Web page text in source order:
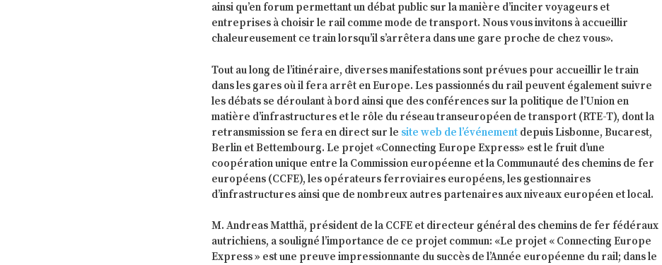
ainsi qu’en forum permettant un débat public sur la manière d’inciter voyageurs et
entreprises à choisir le rail comme mode de transport. Nous vous invitons à accueillir
chaleureusement ce train lorsqu’il s’arrêtera dans une gare proche de chez vous».
Tout au long de l’itinéraire, diverses manifestations sont prévues pour accueillir le train
dans les gares où il fera arrêt en Europe. Les passionnés du rail peuvent également suivre
les débats se déroulant à bord ainsi que des conférences sur la politique de l’Union en
matière d’infrastructures et le rôle du réseau transeuropéen de transport (RTE-T), dont la
retransmission se fera en direct sur le site web de l’événement depuis Lisbonne, Bucarest,
Berlin et Bettembourg. Le projet «Connecting Europe Express» est le fruit d’une
coopération unique entre la Commission européenne et la Communauté des chemins de fer
européens (CCFE), les opérateurs ferroviaires européens, les gestionnaires
d’infrastructures ainsi que de nombreux autres partenaires aux niveaux européen et local.
M. Andreas Matthä, président de la CCFE et directeur général des chemins de fer fédéraux
autrichiens, a souligné l’importance de ce projet commun: «Le projet « Connecting Europe
Express » est une preuve impressionnante du succès de l’Année européenne du rail; dans le